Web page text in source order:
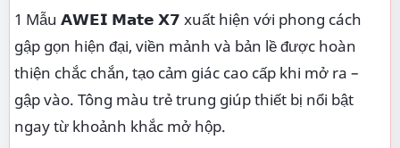
1 Mẫu 𝗔𝗪𝗘𝗜 𝗠𝗮𝘁𝗲 𝗫𝟳 xuất hiện với phong cách
gập gọn hiện đại, viền mảnh và bản lề được hoàn
thiện chắc chắn, tạo cảm giác cao cấp khi mở ra –
gập vào. Tông màu trẻ trung giúp thiết bị nổi bật
ngay từ khoảnh khắc mở hộp.